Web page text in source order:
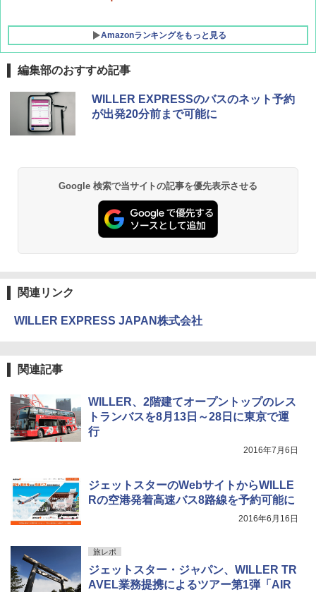
Amazonランキングをもっと見る
GRANDOOR ステンレス保冷剤 2個セット 2
026リニューアル 急速冷凍 空間倍増 衛生的
コンパクト 保冷力長持ち
BUNDOK(バンドック)ソロ ドーム 1 EX BDK
レーム ドーム型 テント
可能 安全ロック付き 高安全性 金属製耐久 コ
ンパクト多機能設計 持ち運び便利 アウトド
ア/オフィス/教育現場/展示会用 緑
熊撃退スプレー 熊よけスプレー 熊スプレー
【日本企業販売】超強力クマ対策スプレー 30
0ml（連続噴射30秒）110ml（連続噴射15
秒）射程5～10m 安全ロック搭載 携帯収納袋
関の購入実績 登山・キャンプ・アウトドア・
防災用品 長期保存可能 緊急時用 日本国内発
送
編集部のおすすめ記事
WILLER EXPRESSのバスのネット予約
が出発20分前まで可能に
Google 検索で当サイトの記事を優先表示させる
関連リンク
WILLER EXPRESS JAPAN株式会社
関連記事
WILLER、2階建てオープントップのレス
トランバスを8月13日～28日に東京で運
行
2016年7月6日
ジェットスターのWebサイトからWILLE
Rの空港発着高速バス8路線を予約可能に
2016年6月16日
旅レポ
ジェットスター・ジャパン、WILLER TR
AVEL業務提携によるツアー第1弾「AIR